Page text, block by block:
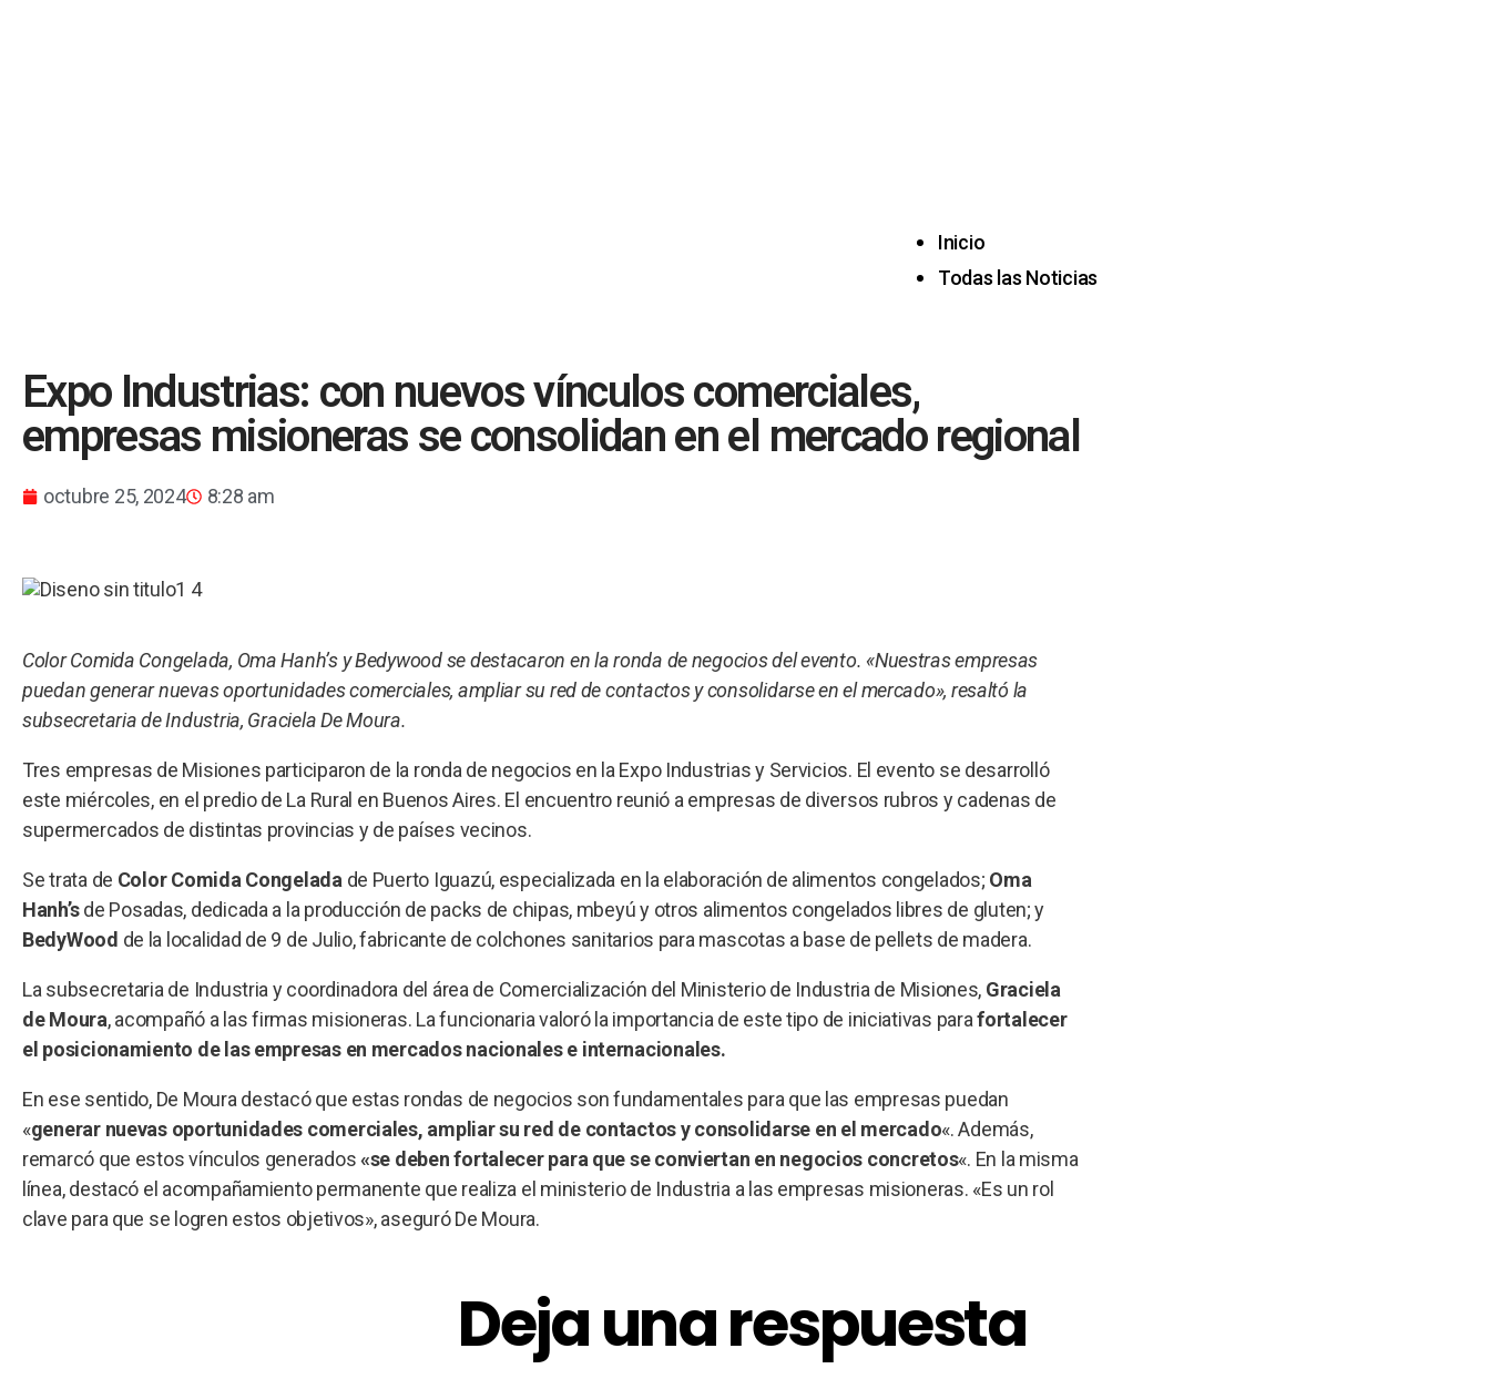
Inicio
Todas las Noticias
Expo Industrias: con nuevos vínculos comerciales,
empresas misioneras se consolidan en el mercado regional
octubre 25, 2024 8:28 am
Color Comida Congelada, Oma Hanh’s y Bedywood se destacaron en la ronda de negocios del evento. «Nuestras empresas
puedan generar nuevas oportunidades comerciales, ampliar su red de contactos y consolidarse en el mercado», resaltó la
subsecretaria de Industria, Graciela De Moura.
Tres empresas de Misiones participaron de la ronda de negocios en la Expo Industrias y Servicios. El evento se desarrolló
este miércoles, en el predio de La Rural en Buenos Aires. El encuentro reunió a empresas de diversos rubros y cadenas de
supermercados de distintas provincias y de países vecinos.
Se trata de Color Comida Congelada de Puerto Iguazú, especializada en la elaboración de alimentos congelados; Oma
Hanh’sde Posadas, dedicada a la producción de packs de chipas, mbeyú y otros alimentos congelados libres de gluten; y
BedyWood de la localidad de 9 de Julio, fabricante de colchones sanitarios para mascotas a base de pellets de madera.
La subsecretaria de Industria y coordinadora del área de Comercialización del Ministerio de Industria de Misiones, Graciela
de Moura, acompañó a las firmas misioneras. La funcionaria valoró la importancia de este tipo de iniciativas parafortalecer
el posicionamiento de las empresas en mercados nacionales e internacionales.
En ese sentido, De Moura destacó que estas rondas de negocios son fundamentales para que las empresas puedan
«generar nuevas oportunidades comerciales, ampliar su red de contactos y consolidarse en el mercado«. Además,
remarcó que estos vínculos generados«se deben fortalecer para que se conviertan en negocios concretos«. En la misma
línea, destacó el acompañamiento permanente que realiza el ministerio de Industria a las empresas misioneras. «Es un rol
clave para que se logren estos objetivos», aseguró De Moura.
Deja una respuesta